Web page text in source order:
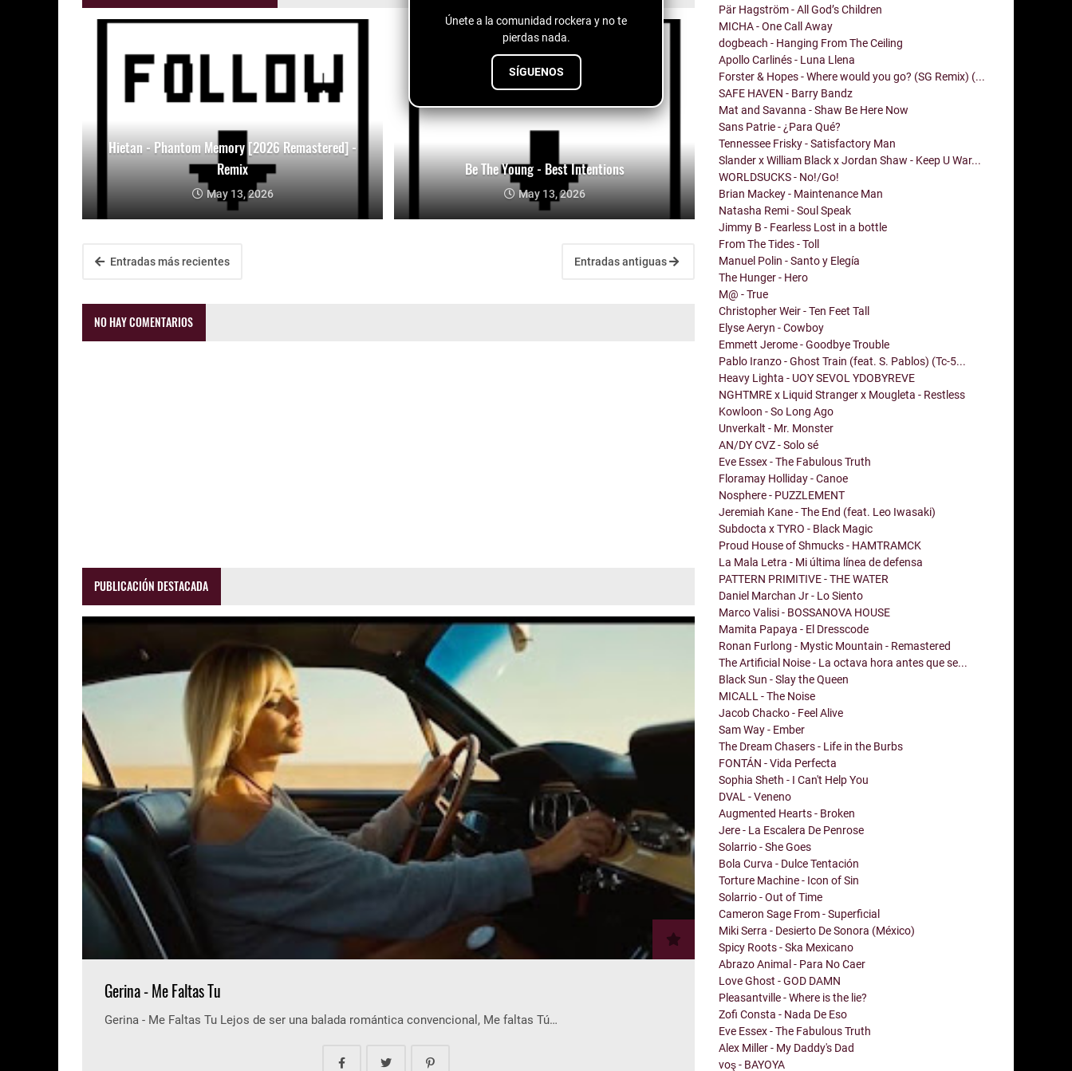
Únete a la comunidad rockera y no te
pierdas nada.
SÍGUENOS
Hietan - Phantom Memory [2026 Remastered] -
Remix
May 13, 2026
Be The Young - Best Intentions
May 13, 2026
Entradas más recientes Entradas antiguas
NO HAY COMENTARIOS
PUBLICACIÓN DESTACADA
Gerina - Me Faltas Tu
Gerina - Me Faltas Tu Lejos de ser una balada romántica convencional, Me faltas Tú…
Pär Hagström - All God’s Children
MICHA - One Call Away
dogbeach - Hanging From The Ceiling
Apollo Carlinés - Luna Llena
Forster & Hopes - Where would you go? (SG Remix) (...
SAFE HAVEN - Barry Bandz
Mat and Savanna - Shaw Be Here Now
Sans Patrie - ¿Para Qué?
Tennessee Frisky - Satisfactory Man
Slander x William Black x Jordan Shaw - Keep U War...
WORLDSUCKS - No!/Go!
Brian Mackey - Maintenance Man
Natasha Remi - Soul Speak
Jimmy B - Fearless Lost in a bottle
From The Tides - Toll
Manuel Polin - Santo y Elegía
The Hunger - Hero
M@ - True
Christopher Weir - Ten Feet Tall
Elyse Aeryn - Cowboy
Emmett Jerome - Goodbye Trouble
Pablo Iranzo - Ghost Train (feat. S. Pablos) (Tc-5...
Heavy Lighta - UOY SEVOL YDOBYREVE
NGHTMRE x Liquid Stranger x Mougleta - Restless
Kowloon - So Long Ago
Unverkalt - Mr. Monster
AN/DY CVZ - Solo sé
Eve Essex - The Fabulous Truth
Floramay Holliday - Canoe
Nosphere - PUZZLEMENT
Jeremiah Kane - The End (feat. Leo Iwasaki)
Subdocta x TYRO - Black Magic
Proud House of Shmucks - HAMTRAMCK
La Mala Letra - Mi última línea de defensa
PATTERN PRIMITIVE - THE WATER
Daniel Marchan Jr - Lo Siento
Marco Valisi - BOSSANOVA HOUSE
Mamita Papaya - El Dresscode
Ronan Furlong - Mystic Mountain - Remastered
The Artificial Noise - La octava hora antes que se...
Black Sun - Slay the Queen
MICALL - The Noise
Jacob Chacko - Feel Alive
Sam Way - Ember
The Dream Chasers - Life in the Burbs
FONTÁN - Vida Perfecta
Sophia Sheth - I Can't Help You
DVAL - Veneno
Augmented Hearts - Broken
Jere - La Escalera De Penrose
Solarrio - She Goes
Bola Curva - Dulce Tentación
Torture Machine - Icon of Sin
Solarrio - Out of Time
Cameron Sage From - Superficial
Miki Serra - Desierto De Sonora (México)
Spicy Roots - Ska Mexicano
Abrazo Animal - Para No Caer
Love Ghost - GOD DAMN
Pleasantville - Where is the lie?
Zofi Consta - Nada De Eso
Eve Essex - The Fabulous Truth
Alex Miller - My Daddy's Dad
voş - BAYOYA